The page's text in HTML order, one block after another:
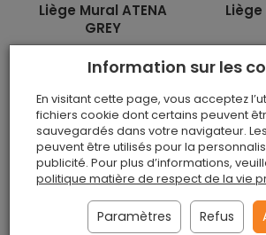
Liège Mural ATENA
GREY
€16,50 / m2
Au panier
Liège
Information sur les
En visitant cette page, vous acceptez
fichiers cookie dont certains peuvent
sauvegardés dans votre navigateur.
peuvent être utilisés pour la
publicité. Pour plus d’informations,
politique matière de respect de la vie
Paramètres Refus